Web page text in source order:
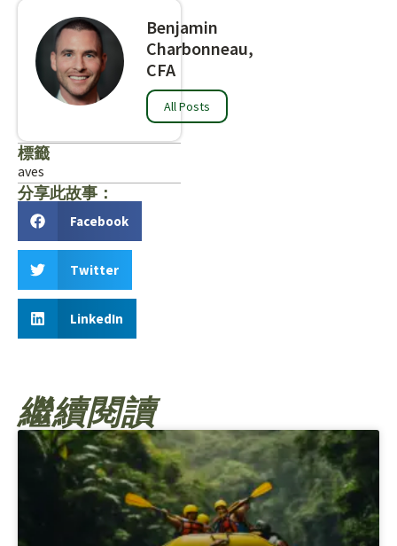
Benjamin
Charbonneau,
CFA
All Posts
標籤
aves
分享此故事：
Facebook
Twitter
LinkedIn
繼續閱讀